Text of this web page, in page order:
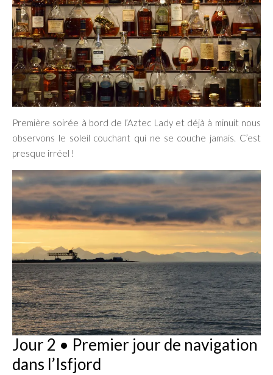
Première soirée à bord de l’Aztec Lady et déjà à minuit nous
observons le soleil couchant qui ne se couche jamais. C’est
presque irréel !
Jour 2 • Premier jour de navigation
dans l’Isfjord